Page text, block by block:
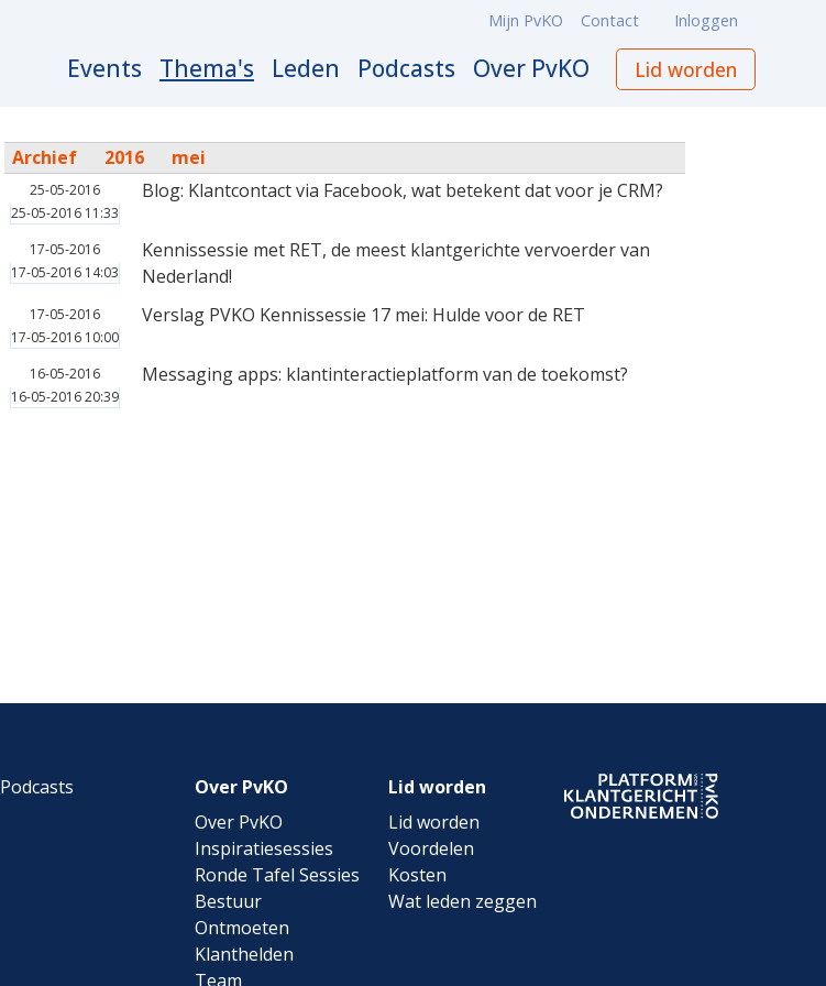
navigation
Events Thema's Leden Podcasts Over PvKO Lid worden
Meta
Mijn PvKO Contact Inloggen
Archief 2016 mei
25-05-2016
25-05-2016 11:33
Blog: Klantcontact via Facebook, wat betekent dat voor je CRM?
17-05-2016
17-05-2016 14:03
Kennissessie met RET, de meest klantgerichte vervoerder van
Nederland!
17-05-2016
17-05-2016 10:00
Verslag PVKO Kennissessie 17 mei: Hulde voor de RET
16-05-2016
16-05-2016 20:39
Messaging apps: klantinteractieplatform van de toekomst?
Podcasts
Over PvKO
Over PvKO
Inspiratiesessies
Ronde Tafel Sessies
Bestuur
Ontmoeten
Klanthelden
Team
Lid worden
Lid worden
Voordelen
Kosten
Wat leden zeggen